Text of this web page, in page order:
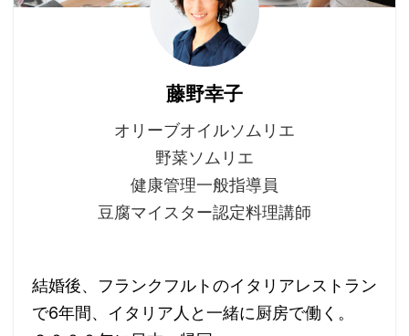
藤野幸子
オリーブオイルソムリエ
野菜ソムリエ
健康管理一般指導員
豆腐マイスター認定料理講師
結婚後、フランクフルトのイタリアレストラン
で6年間、イタリア人と一緒に厨房で働く。